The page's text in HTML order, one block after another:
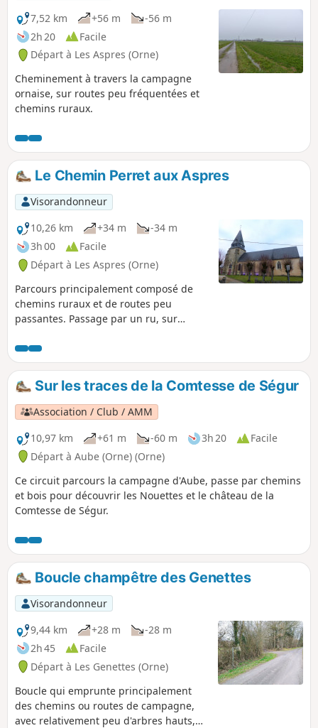
7,52 km
+56 m
-56 m
2h 20
Facile
Départ à Les Aspres (Orne)
Cheminement à travers la campagne
ornaise, sur routes peu fréquentées et
chemins ruraux.
Le Chemin Perret aux Aspres
Visorandonneur
10,26 km
+34 m
-34 m
3h 00
Facile
Départ à Les Aspres (Orne)
Parcours principalement composé de
chemins ruraux et de routes peu
passantes. Passage par un ru, sur
une hauteur de 10/15 cm environ.
Sur les traces de la Comtesse de Ségur
Association / Club / AMM
10,97 km
+61 m -60 m 3h 20
Facile
Départ à Aube (Orne) (Orne)
Ce circuit parcours la campagne d'Aube, passe par chemins
et bois pour découvrir les Nouettes et le château de la
Comtesse de Ségur.
Boucle champêtre des Genettes
Visorandonneur
9,44 km
+28 m
-28 m
2h 45
Facile
Départ à Les Genettes (Orne)
Boucle qui emprunte principalement
des chemins ou routes de campagne,
avec relativement peu d'arbres hauts,